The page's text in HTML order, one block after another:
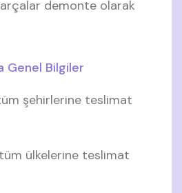
demonte olarak
Genel Bilgiler
şehirlerine teslimat
tüm ülkelerine teslimat